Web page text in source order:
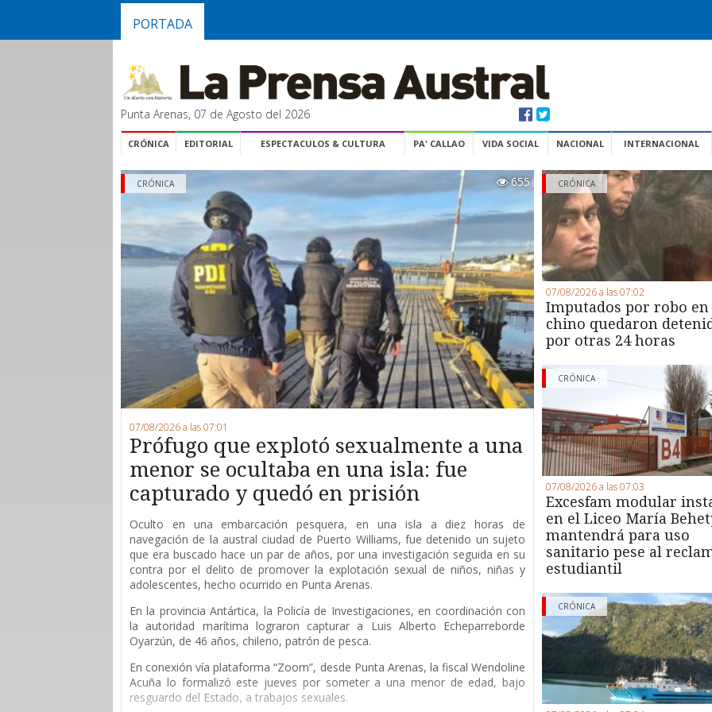
PORTADA
Punta Arenas, 07 de Agosto del 2026
CRÓNICA EDITORIAL ESPECTACULOS & CULTURA PA' CALLAO VIDA SOCIAL NACIONAL INTERNACIONAL
655
CRÓNICA
07/08/2026 a las 07:01
Prófugo que explotó sexualmente a una
menor se ocultaba en una isla: fue
capturado y quedó en prisión
Oculto en una embarcación pesquera, en una isla a diez horas de
navegación de la austral ciudad de Puerto Williams, fue detenido un sujeto
que era buscado hace un par de años, por una investigación seguida en su
contra por el delito de promover la explotación sexual de niños, niñas y
adolescentes, hecho ocurrido en Punta Arenas.
En la provincia Antártica, la Policía de Investigaciones, en coordinación con
la autoridad marítima lograron capturar a Luis Alberto Echeparreborde
Oyarzún, de 46 años, chileno, patrón de pesca.
En conexión vía plataforma “Zoom”, desde Punta Arenas, la fiscal Wendoline
Acuña lo formalizó este jueves por someter a una menor de edad, bajo
resguardo del Estado, a trabajos sexuales.
CRÓNICA
07/08/2026 a las 07:02
Imputados por robo
chino quedaron
por otras 24 horas
CRÓNICA
07/08/2026 a las 07:03
Excesfam modular
en el Liceo María
mantendrá para uso
sanitario pese al
estudiantil
CRÓNICA